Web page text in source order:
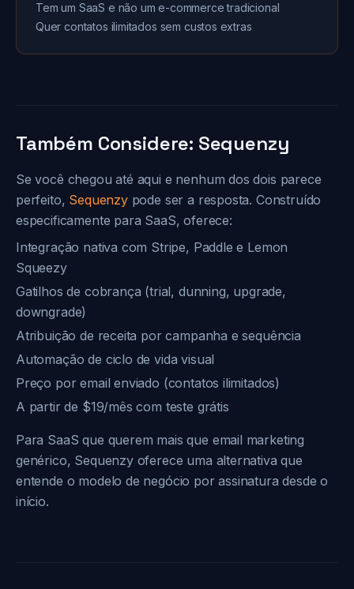
Tem um SaaS e não um e-commerce tradicional
Quer contatos ilimitados sem custos extras
Também Considere: Sequenzy
Se você chegou até aqui e nenhum dos dois parece
perfeito, Sequenzypode ser a resposta. Construído
especificamente para SaaS, oferece:
Integração nativa com Stripe, Paddle e Lemon
Squeezy
Gatilhos de cobrança (trial, dunning, upgrade,
downgrade)
Atribuição de receita por campanha e sequência
Automação de ciclo de vida visual
Preço por email enviado (contatos ilimitados)
A partir de $19/mês com teste grátis
Para SaaS que querem mais que email marketing
genérico, Sequenzy oferece uma alternativa que
entende o modelo de negócio por assinatura desde o
início.